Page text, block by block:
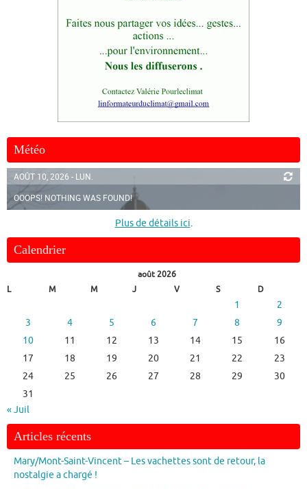
Météo
AOÛT 10, 2026 - LUN.
OOOPS! NOTHING WAS FOUND!
Plus de détails ici.
Calendrier
août 2026
L
M M J V S D
1
2
3
4 5 6 7 8
9
10
11 12 13 14 15
16
17
18 19 20 21 22
23
24
25 26 27 28 29
30
31
« Juil
Articles récents
Mary/Mont-Saint-Vincent – Les vachettes sont de retour, la
nostalgie a chargé !